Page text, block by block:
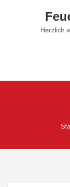
Herzlich